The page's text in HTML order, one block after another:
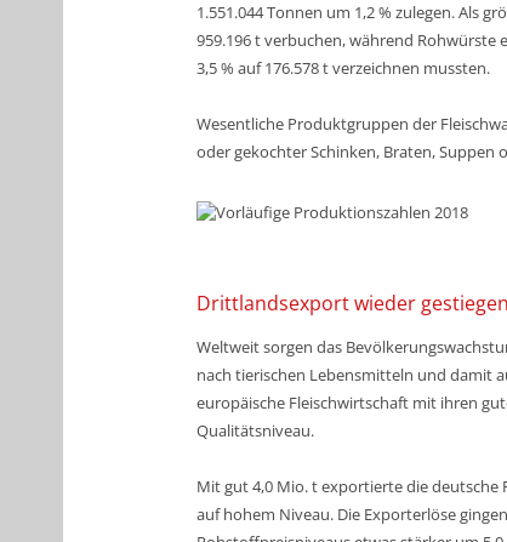
1.551.044 Tonnen um 1,2 % zulegen. Als
959.196 t verbuchen, während Rohwürste
3,5 % auf 176.578 t verzeichnen mussten.
Wesentliche Produktgruppen der
oder gekochter Schinken, Braten,
Drittlandsexport wieder gestiegen
Weltweit sorgen das
nach tierischen Lebensmitteln und damit
europäische Fleischwirtschaft mit ihren
Qualitätsniveau.
Mit gut 4,0 Mio. t exportierte die deutsche
auf hohem Niveau. Die Exporterlöse